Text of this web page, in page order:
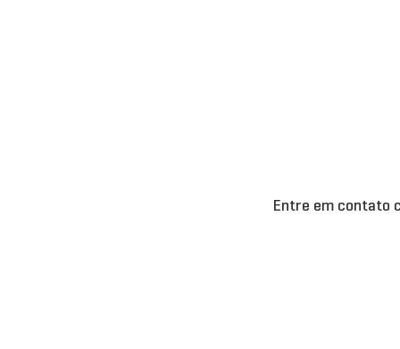
Entre em contato